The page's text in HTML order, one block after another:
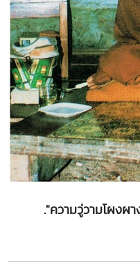
."ความวู่วามโผงผ